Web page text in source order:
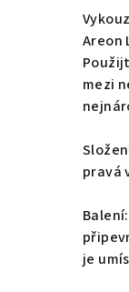
je
0,0
Areon
mezi
pravá
je